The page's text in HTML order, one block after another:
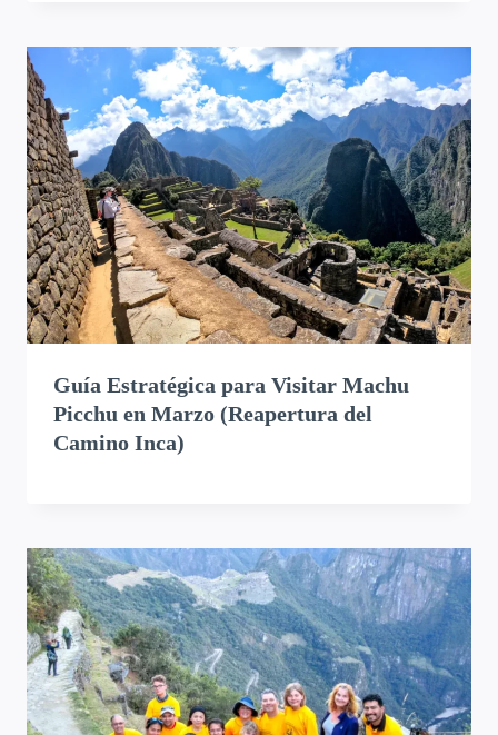
Guía Estratégica para Visitar Machu
Picchu en Marzo (Reapertura del
Camino Inca)